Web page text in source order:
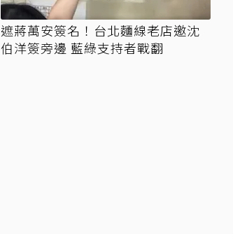
遮蔣萬安簽名！台北麵線老店邀沈
伯洋簽旁邊 藍綠支持者戰翻